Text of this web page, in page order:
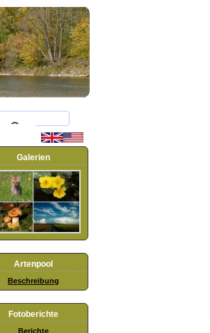
Galerien
Artenpool
Beschreibung
Fotoberichte
Berichte